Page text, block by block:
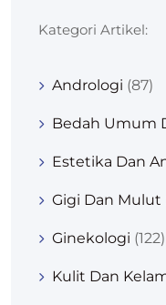
Kategori Artikel:
Andrologi (87)
Bedah Umum
Estetika Dan
Gigi Dan Mulut
Ginekologi (122)
Kulit Dan